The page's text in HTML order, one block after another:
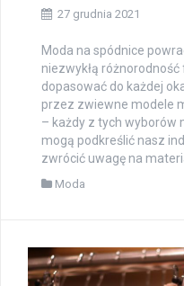
27 grudnia 2021
Moda na spódnice
niezwykłą
dopasować do każdej
przez zwiewne modele
– każdy z tych wyborów
mogą podkreślić nasz
zwrócić uwagę na
Moda